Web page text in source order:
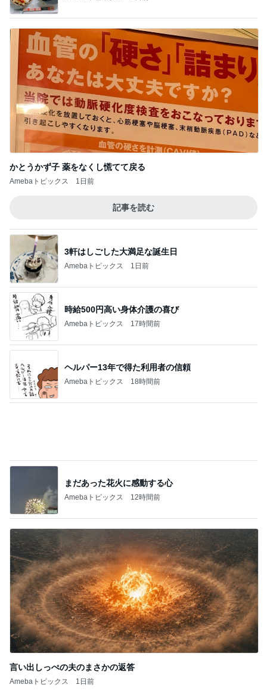
時給500円高い身体介護の喜び
Amebaトピックス 17時間前
ヘルパー13年で得た利用者の信頼
Amebaトピックス 18時間前
まだあった花火に感動する心
Amebaトピックス 12時間前
言い出しっぺの夫のまさかの返答
Amebaトピックス
大会前に決まり安堵した次男坊
初めて知った地ビールの冷蔵保存
Amebaトピックス 1日前
マックの秘密をバラされた口喧嘩
Amebaトピックス 1日前
堀ちえみの夫 大渋滞にハマり少々焦り
Amebaトピックス 15時間前